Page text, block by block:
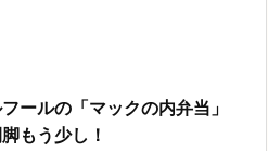
ールの「マックの内弁当」
もう少し！